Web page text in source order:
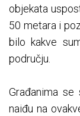
objekata
50 metara i
bilo kakve
području.
Građanima
naiđu na